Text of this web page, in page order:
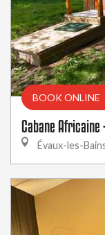
BOOK ONLINE
Cabane Africaine
Évaux-les-